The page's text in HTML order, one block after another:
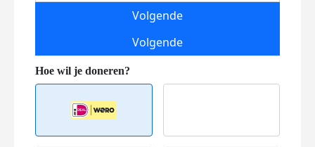
Volgende
Volgende